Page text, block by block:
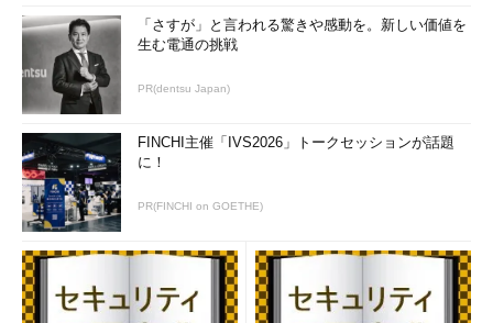
「さすが」と言われる驚きや感動を。新しい価値を
生む電通の挑戦
PR(dentsu Japan)
FINCHI主催「IVS2026」トークセッションが話題
に！
PR(FINCHI on GOETHE)